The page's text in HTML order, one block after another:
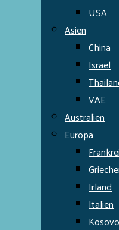
USA
Asien
China
Israel
VAE
Australien
Europa
Irland
Italien
Kosovo